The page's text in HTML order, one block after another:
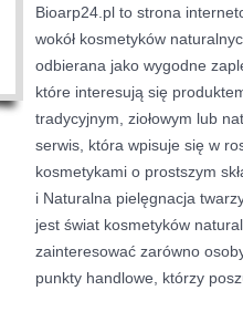
Bioarp24.pl to strona
wokół kosmetyków
odbierana jako wygodne
które interesują się
tradycyjnym, ziołowym lub
serwis, która wpisuje się w
kosmetykami o prostszym
i Naturalna pielęgnacja
jest świat kosmetyków
zainteresować zarówno
punkty handlowe, którzy